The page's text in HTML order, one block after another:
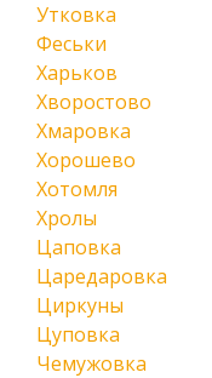
Утковка
Феськи
Харьков
Хворостово
Хмаровка
Хорошево
Хотомля
Хролы
Цаповка
Царедаровка
Циркуны
Цуповка
Чемужовка